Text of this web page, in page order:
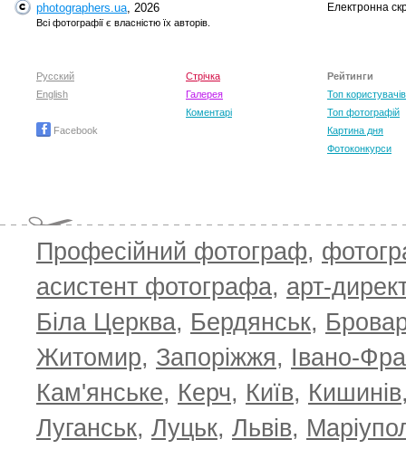
photographers.ua, 2026
Всі фотографії є власністю їх авторів.
Електронна
Русский
English
Facebook
Стрічка
Галерея
Коментарі
Рейтинги
Топ користувачів
Топ фотографій
Картина дня
Фотоконкурси
Професійний фотограф,
асистент фотографа, арт-
Біла Церква, Бердянськ,
Житомир, Запоріжжя, Івано-
Кам'янське, Керч, Київ, Кишинів
Луганськ, Луцьк, Львів,